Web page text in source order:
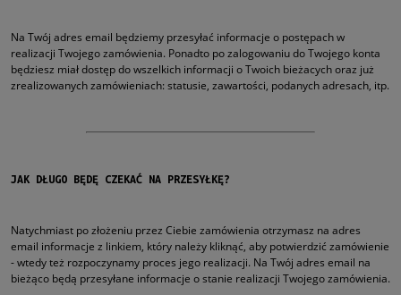
Na Twój adres email będziemy przesyłać informacje o postępach w
realizacji Twojego zamówienia. Ponadto po zalogowaniu do Twojego konta
będziesz miał dostęp do wszelkich informacji o Twoich bieżacych oraz już
zrealizowanych zamówieniach: statusie, zawartości, podanych adresach, itp.
JAK DŁUGO BĘDĘ CZEKAĆ NA PRZESYŁKĘ?
Natychmiast po złożeniu przez Ciebie zamówienia otrzymasz na adres
email informacje z linkiem, który należy kliknąć, aby potwierdzić zamówienie
- wtedy też rozpoczynamy proces jego realizacji. Na Twój adres email na
bieżąco będą przesyłane informacje o stanie realizacji Twojego zamówienia.